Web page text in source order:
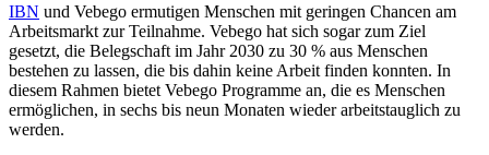
IBN und Vebego ermutigen Menschen mit geringen Chancen am
Arbeitsmarkt zur Teilnahme. Vebego hat sich sogar zum Ziel
gesetzt, die Belegschaft im Jahr 2030 zu 30 % aus Menschen
bestehen zu lassen, die bis dahin keine Arbeit finden konnten. In
diesem Rahmen bietet Vebego Programme an, die es Menschen
ermöglichen, in sechs bis neun Monaten wieder arbeitstauglich zu
werden.